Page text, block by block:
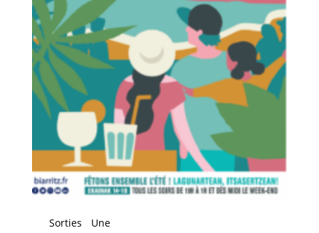
Sorties Une